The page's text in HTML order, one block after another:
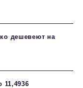
дешевеют на
11,4936